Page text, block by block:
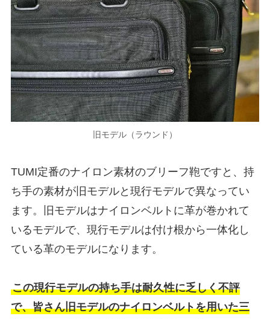
旧モデル（ラウンド）
TUMI定番のナイロン素材のブリーフ鞄ですと、持
ち手の素材が旧モデルと現行モデルで異なってい
ます。旧モデルはナイロンベルトに革が巻かれて
いるモデルで、現行モデルは付け根から一体化し
ている革のモデルになります。
この現行モデルの持ち手は耐久性に乏しく不評
で、皆さん旧モデルのナイロンベルトを用いた三